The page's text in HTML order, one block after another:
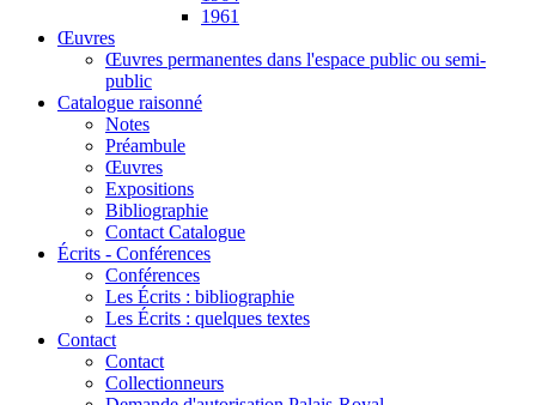
1961
Œuvres
Œuvres permanentes dans l'espace public ou semi-
public
Catalogue raisonné
Notes
Préambule
Œuvres
Expositions
Bibliographie
Contact Catalogue
Écrits - Conférences
Conférences
Les Écrits : bibliographie
Les Écrits : quelques textes
Contact
Contact
Collectionneurs